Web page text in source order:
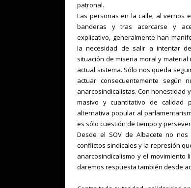
patronal.
Las personas en la calle, al vernos
banderas y tras acercarse y
explicativo, generalmente han
la necesidad de salir a intentar
situación de miseria moral y material
actual sistema. Sólo nos queda
actuar consecuentemente según
anarcosindicalistas. Con honestidad
masivo y cuantitativo de calidad
alternativa popular al
es sólo cuestión de tiempo y
Desde el SOV de Albacete no
conflictos sindicales y la represión
anarcosindicalismo y el movimiento
daremos respuesta también desde